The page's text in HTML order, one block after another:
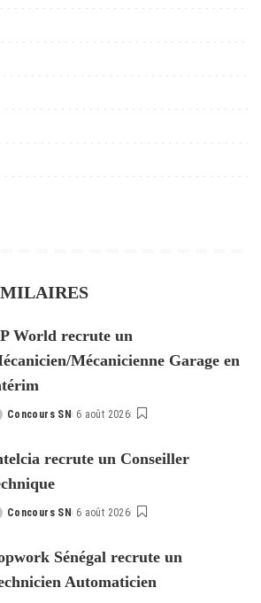
World recrute un
Mécanicienne Garage en
Concours SN 6 août 2026
recrute un Conseiller
Concours SN 6 août 2026
Sénégal recrute un
Automaticien